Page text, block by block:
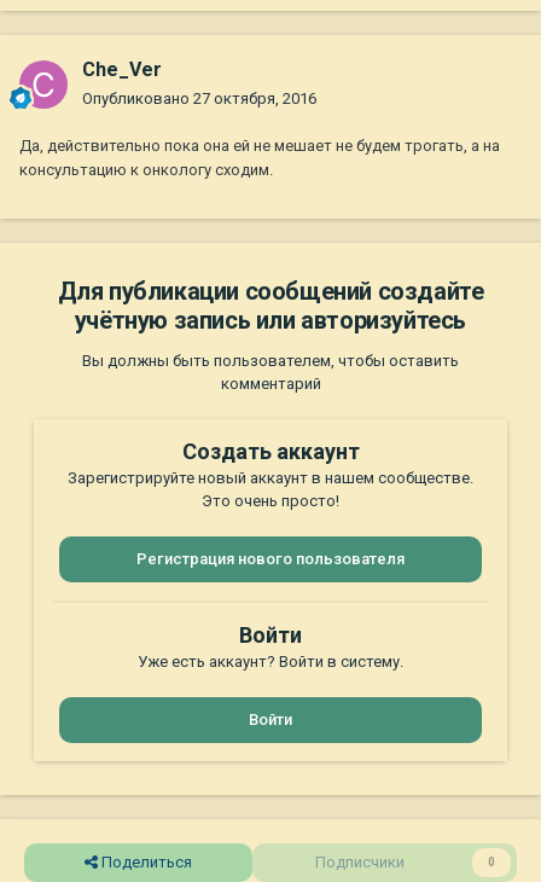
Che_Ver
Опубликовано 27 октября, 2016
Да, действительно пока она ей не мешает не будем трогать, а на
консультацию к онкологу сходим.
Для публикации сообщений создайте
учётную запись или авторизуйтесь
Вы должны быть пользователем, чтобы оставить
комментарий
Создать аккаунт
Зарегистрируйте новый аккаунт в нашем сообществе.
Это очень просто!
Регистрация нового пользователя
Войти
Уже есть аккаунт? Войти в систему.
Войти
Поделиться Подписчики 0